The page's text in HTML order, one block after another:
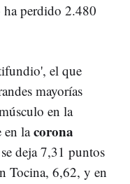
ha perdido 2.480
el que
mayorías
en la
en lacorona
deja 7,31 puntos
Tocina, 6,62, y en